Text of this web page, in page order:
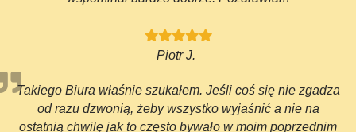
Piotr J.
Takiego Biura właśnie szukałem. Jeśli coś się nie zgadza
od razu dzwonią, żeby wszystko wyjaśnić a nie na
ostatnią chwilę jak to często bywało w moim poprzednim